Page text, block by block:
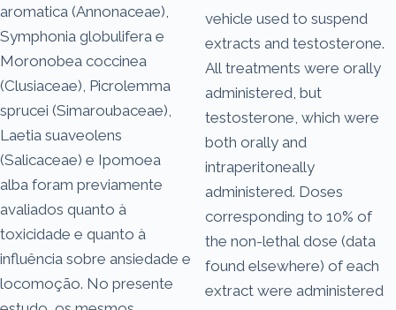
aromatica (Annonaceae),
Symphonia globulifera e
Moronobea coccinea
(Clusiaceae), Picrolemma
sprucei (Simaroubaceae),
Laetia suaveolens
(Salicaceae) e Ipomoea
alba foram previamente
avaliados quanto à
toxicidade e quanto à
influência sobre ansiedade e
locomoção. No presente
vehicle used to suspend
extracts and testosterone.
All treatments were orally
administered, but
testosterone, which were
both orally and
intraperitoneally
administered. Doses
corresponding to 10% of
the non-lethal dose (data
found elsewhere) of each
extract were administered